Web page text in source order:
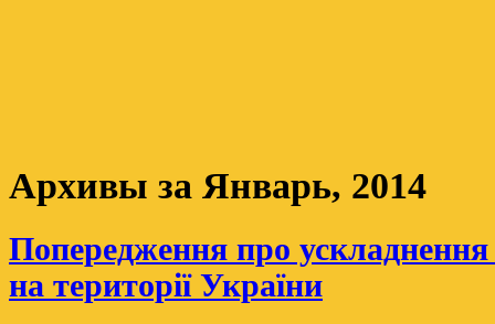
Архивы за Январь, 2014
Попередження про
на території України